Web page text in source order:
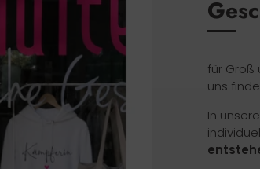
für Groß
uns
In